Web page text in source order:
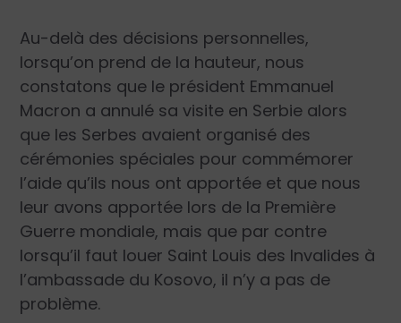
Au-delà des décisions personnelles,
lorsqu’on prend de la hauteur, nous
constatons que le président Emmanuel
Macron a annulé sa visite en Serbie alors
que les Serbes avaient organisé des
cérémonies spéciales pour commémorer
l’aide qu’ils nous ont apportée et que nous
leur avons apportée lors de la Première
Guerre mondiale, mais que par contre
lorsqu’il faut louer Saint Louis des Invalides à
l’ambassade du Kosovo, il n’y a pas de
problème.